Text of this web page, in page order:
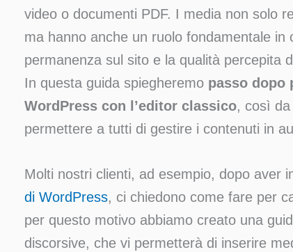
video o documenti PDF. I media non solo
ma hanno anche un ruolo fondamentale
permanenza sul sito e la qualità percepita
In questa guida spiegheremo passo dopo
WordPress con l’editor classico, così
permettere a tutti di gestire i contenuti in
Molti nostri clienti, ad esempio, dopo aver
di WordPress, ci chiedono come fare per
per questo motivo abbiamo creato una
discorsive, che vi permetterà di inserire